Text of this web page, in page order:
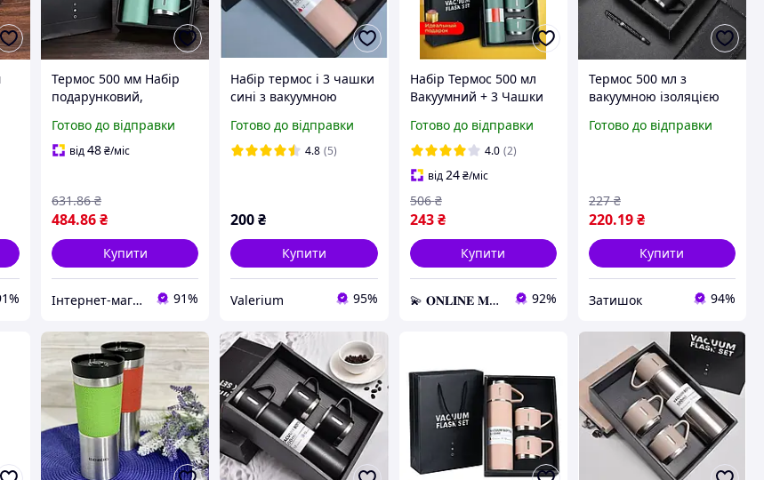
Термос 500 мм Набір
подарунковий,
нержавіючої сталі та 3
чашки комплект колір
Готово до відправки
від48₴/міс
484.86₴
631.86 ₴
Купити
Інтернет-магазин Allegoriya 91%
Набір термос і 3 чашки
сині з вакуумною
Готово до відправки
4.8 (5)
200₴
Купити
Valerium 95%
Набір Термос 500 мл
Вакуумний + 3 Чашки
Set, Подарунковий
Комплект для Теплих
Напоїв
Готово до відправки
4.0 (2)
від24 ₴/міс
243 ₴
506 ₴
Купити
💫 𝐎𝐍𝐋𝐈𝐍𝐄 𝐌𝐀𝐑𝐊𝐄𝐓 💫 – Актуальні товари за найвигіднішими цінами! 92%
Термос 500 мл з
вакуумною ізоляцією
Готово до відправки
220.19₴
227 ₴
Купити
Затишок 94%